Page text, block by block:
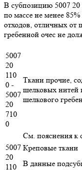
В субпозицию 5007 20
по массе не менее
отходов, отличных от
гребенной очес не
5007
20
110
0 -
5007
20
710
0
Ткани прочие,
шелковых нитей
шелкового
См. пояснения к
5007
20
110
Креповые ткани
В данные